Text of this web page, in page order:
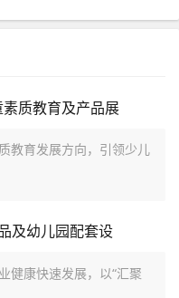
质教育及产品展
教育发展方向，引领少儿
及幼儿园配套设
健康快速发展，以“汇聚